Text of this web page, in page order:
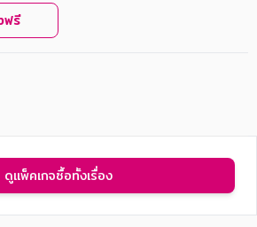
ฟรี
ดูแพ็คเกจซื้อทั้งเรื่อง